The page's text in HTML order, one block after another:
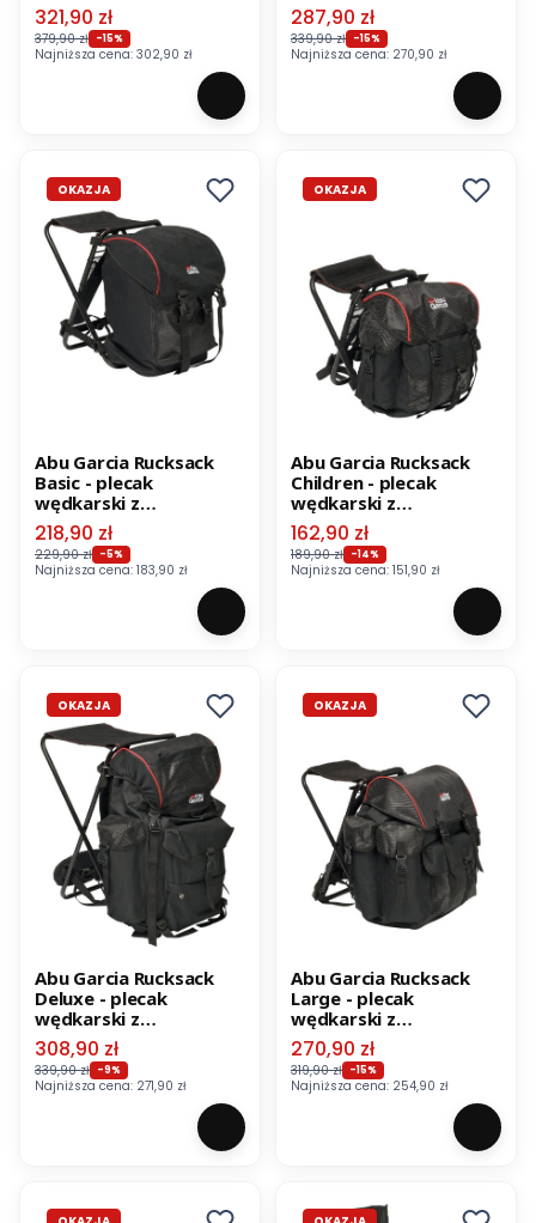
Cena promocyjna
321,90 zł
379,90 zł -15%
Najniższa cena: 302,90 zł
Cena promocyjna
287,90 zł
339,90 zł -15%
Najniższa cena: 270,90 zł
OKAZJA
Abu Garcia Rucksack
Basic - plecak
wędkarski z
siedziskiem
Cena promocyjna
218,90 zł
229,90 zł -5%
Najniższa cena: 183,90 zł
OKAZJA
Abu Garcia Rucksack
Children - plecak
wędkarski z
siedziskiem
Cena promocyjna
162,90 zł
189,90 zł -14%
Najniższa cena: 151,90 zł
OKAZJA
Abu Garcia Rucksack
Deluxe - plecak
wędkarski z
siedziskiem
Cena promocyjna
308,90 zł
339,90 zł -9%
Najniższa cena: 271,90 zł
OKAZJA
Abu Garcia Rucksack
Large - plecak
wędkarski z
siedziskiem
Cena promocyjna
270,90 zł
319,90 zł -15%
Najniższa cena: 254,90 zł